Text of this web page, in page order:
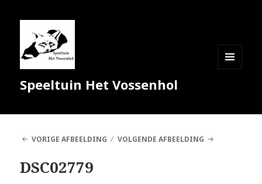
Speeltuin Het Vossenhol
VORIGE AFBEELDING VOLGENDE AFBEELDING
DSC02779